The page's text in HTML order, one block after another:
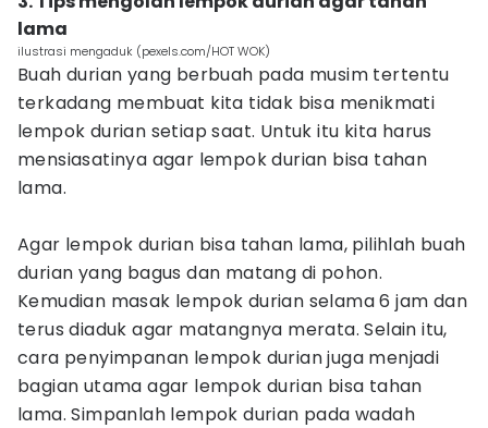
lama
ilustrasi mengaduk (pexels.com/HOT WOK)
Buah durian yang berbuah pada musim tertentu
terkadang membuat kita tidak bisa menikmati
lempok durian setiap saat. Untuk itu kita harus
mensiasatinya agar lempok durian bisa tahan
lama.
Agar lempok durian bisa tahan lama, pilihlah buah
durian yang bagus dan matang di pohon.
Kemudian masak lempok durian selama 6 jam dan
terus diaduk agar matangnya merata. Selain itu,
cara penyimpanan lempok durian juga menjadi
bagian utama agar lempok durian bisa tahan
lama. Simpanlah lempok durian pada wadah